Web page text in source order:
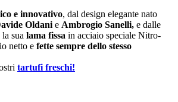
e innovativo, dal design elegante nato
Oldani e Ambrogio Sanelli, e dalle
sua lama fissa in acciaio speciale Nitro-
netto e fette sempre dello stesso
tartufi freschi!